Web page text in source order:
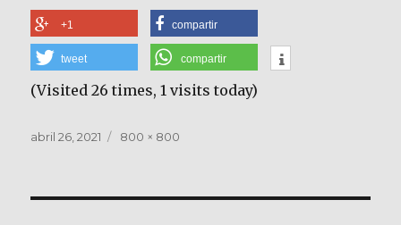
+1 compartir
tweet compartir
(Visited 26 times, 1 visits today)
Publicado
abril 26, 2021
Tamaño
800 × 800